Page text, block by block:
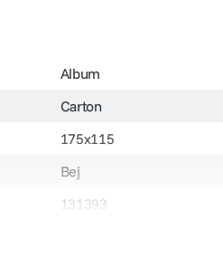
Album
Carton
175x115
Bej
131393